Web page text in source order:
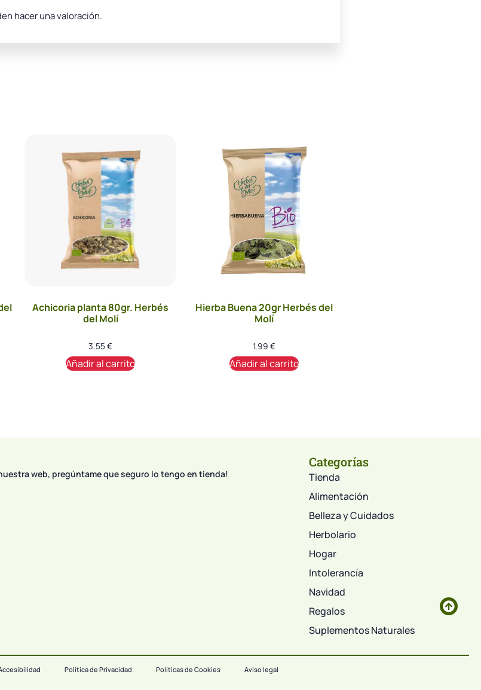
hacer una valoración.
Achicoria planta 80gr. Herbés
del Molí
3,55€
Añadir al carrito
Hierba Buena 20gr Herbés del
Molí
1,99 €
Añadir al carrito
web, pregúntame que seguro lo tengo en tienda!
Categorías
Tienda
Alimentación
Belleza y Cuidados
Herbolario
Hogar
Intolerancía
Navidad
Regalos
Suplementos Naturales
Política de Privacidad Políticas de Cookies Aviso legal